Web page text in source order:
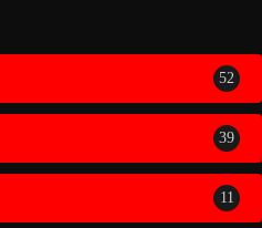
52
39
11